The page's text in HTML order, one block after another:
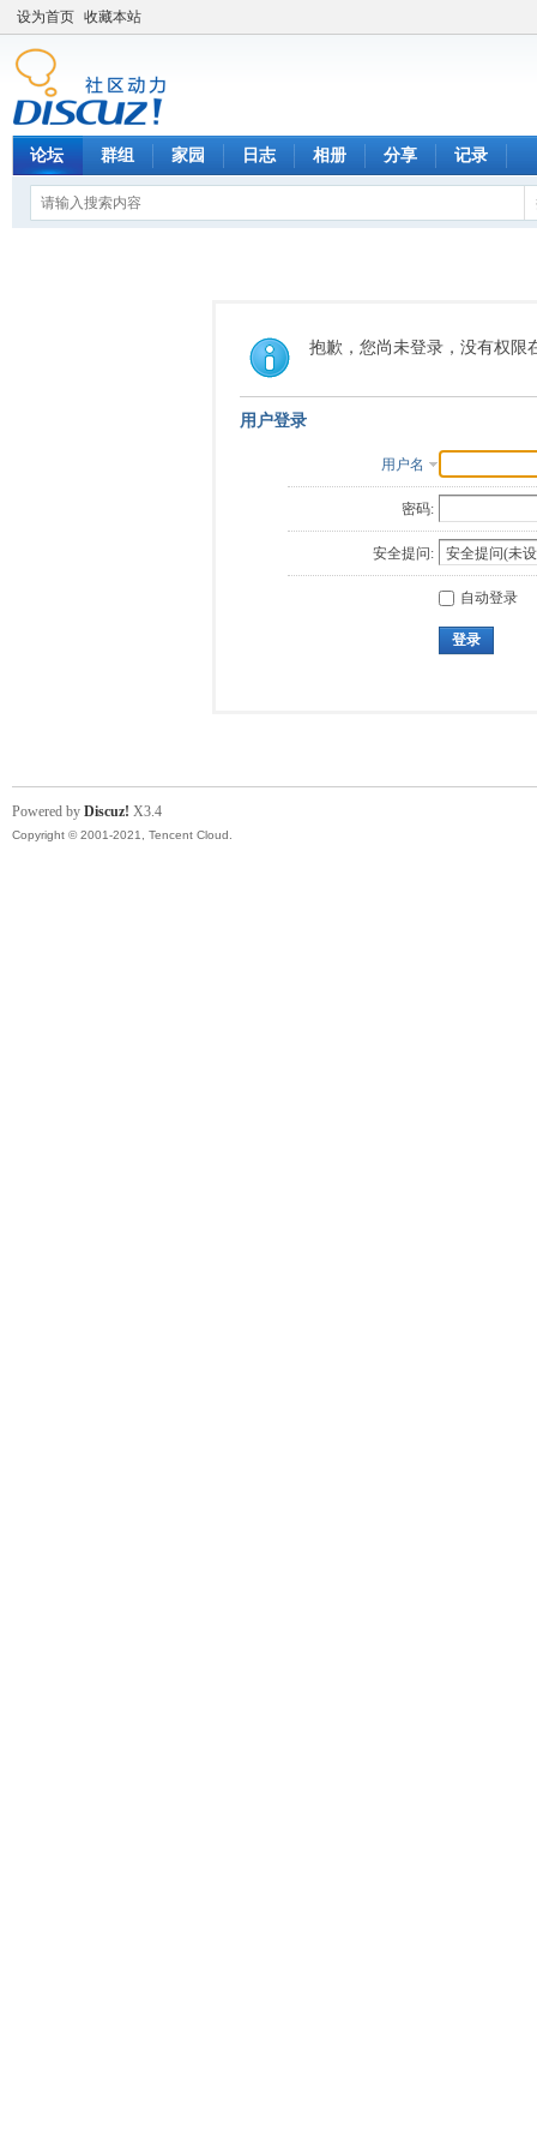
设为首页 收藏本站
论坛 群组 家园 日志 相册 分享 记录
抱歉，您尚未登录，没有权限
用户登录
用户名
密码:
安全提问:
自动登录
登录
Powered by Discuz! X3.4
Copyright © 2001-2021, Tencent Cloud.